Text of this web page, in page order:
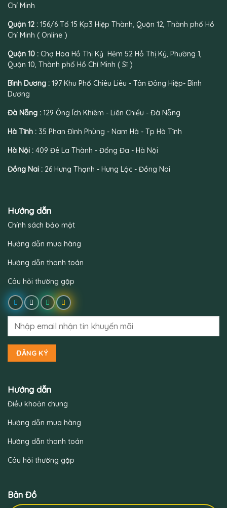
Chí Minh
Quận 12 : 156/6 Tổ 15 Kp3 Hiệp Thành, Quận 12, Thành phố Hồ
Chí Minh ( Online )
Quận 10 : Chợ Hoa Hồ Thị Kỷ Hẻm 52 Hồ Thị Kỷ, Phường 1,
Quận 10, Thành phố Hồ Chí Minh ( Sĩ )
Bình Dương : 197 Khu Phố Chiêu Liêu - Tân Đông Hiệp- Bình
Dương
Đà Nẵng : 129 Ông Ích Khiêm - Liên Chiểu - Đà Nẵng
Hà Tĩnh : 35 Phan Đình Phùng - Nam Hà - Tp Hà Tĩnh
Hà Nội : 409 Đê La Thành - Đống Đa - Hà Nội
Đồng Nai : 26 Hưng Thạnh - Hưng Lộc - Đồng Nai
Hướng dẫn
Chính sách bảo mật
Hướng dẫn mua hàng
Hướng dẫn thanh toán
Câu hỏi thường gặp
Hướng dẫn
Điều khoản chung
Hướng dẫn mua hàng
Hướng dẫn thanh toán
Câu hỏi thường gặp
Bản Đồ